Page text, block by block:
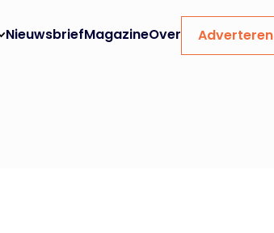
NieuwsbriefMagazineOver Adverteren